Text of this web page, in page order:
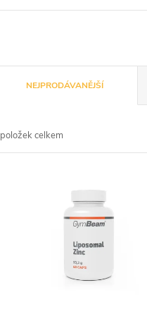
NEJPRODÁVANĚJŠÍ
celkem